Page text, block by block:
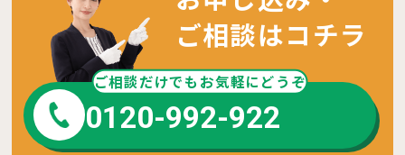
ご相談はコチラ
ご相談だけでもお気軽にどうぞ
0120-992-922